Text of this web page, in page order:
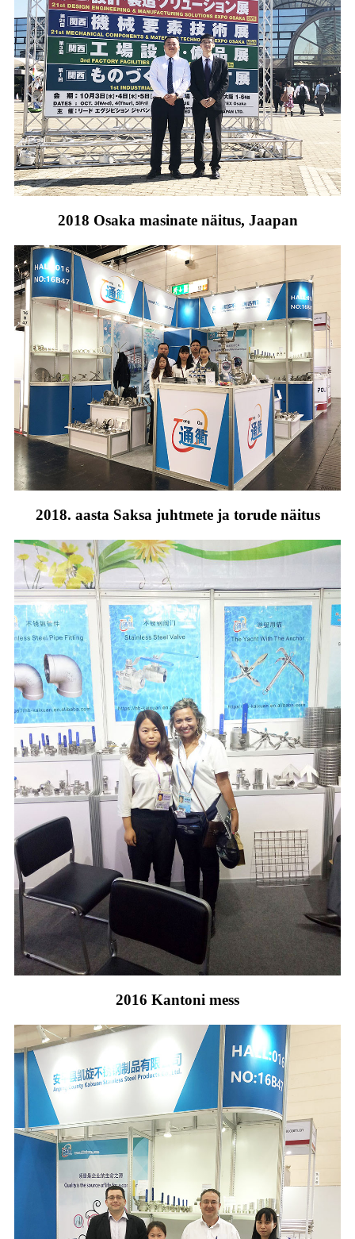
2018 Osaka masinate näitus, Jaapan
2018. aasta Saksa juhtmete ja torude näitus
2016 Kantoni mess